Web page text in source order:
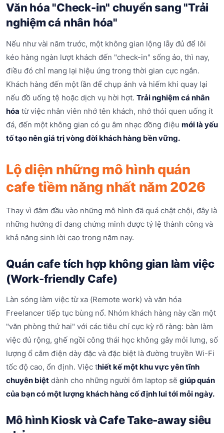
Văn hóa "Check-in" chuyển sang "Trải
nghiệm cá nhân hóa"
Nếu như vài năm trước, một không gian lộng lẫy đủ để lôi
kéo hàng ngàn lượt khách đến "check-in" sống ảo, thì nay,
điều đó chỉ mang lại hiệu ứng trong thời gian cực ngắn.
Khách hàng đến một lần để chụp ảnh và hiếm khi quay lại
nếu đồ uống tệ hoặc dịch vụ hời hợt. Trải nghiệm cá nhân
hóa từ việc nhân viên nhớ tên khách, nhớ thói quen uống ít
đá, đến một không gian có gu âm nhạc đồng điệu mới là yếu
tố tạo nên giá trị vòng đời khách hàng bền vững.
Lộ diện những mô hình quán
cafe tiềm năng nhất năm 2026
Thay vì đâm đầu vào những mô hình đã quá chật chội, đây là
những hướng đi đang chứng minh được tỷ lệ thành công và
khả năng sinh lời cao trong năm nay.
Quán cafe tích hợp không gian làm việc
(Work-friendly Cafe)
Làn sóng làm việc từ xa (Remote work) và văn hóa
Freelancer tiếp tục bùng nổ. Nhóm khách hàng này cần một
"văn phòng thứ hai" với các tiêu chí cực kỳ rõ ràng: bàn làm
việc đủ rộng, ghế ngồi công thái học không gây mỏi lưng, số
lượng ổ cắm điện dày đặc và đặc biệt là đường truyền Wi-Fi
tốc độ cao, ổn định. Việc thiết kế một khu vực yên tĩnh
chuyên biệt dành cho những người ôm laptop sẽ giúp quán
của bạn có một lượng khách hàng cố định lui tới mỗi ngày.
Mô hình Kiosk và Cafe Take-away siêu